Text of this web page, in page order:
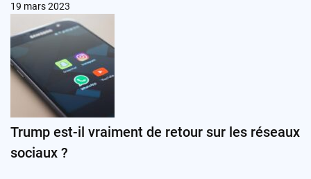
19 mars 2023
Trump est-il vraiment de retour sur les réseaux
sociaux ?